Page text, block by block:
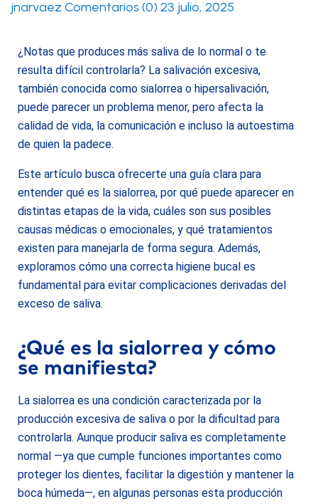
jnarvaez Comentarios (0) 23 julio, 2025
¿Notas que produces más saliva de lo normal o te
resulta difícil controlarla? La salivación excesiva,
también conocida como sialorrea o hipersalivación,
puede parecer un problema menor, pero afecta la
calidad de vida, la comunicación e incluso la autoestima
de quien la padece.
Este artículo busca ofrecerte una guía clara para
entender qué es la sialorrea, por qué puede aparecer en
distintas etapas de la vida, cuáles son sus posibles
causas médicas o emocionales, y qué tratamientos
existen para manejarla de forma segura. Además,
exploramos cómo una correcta higiene bucal es
fundamental para evitar complicaciones derivadas del
exceso de saliva.
¿Qué es la sialorrea y cómo
se manifiesta?
La sialorrea es una condición caracterizada por la
producción excesiva de saliva o por la dificultad para
controlarla. Aunque producir saliva es completamente
normal —ya que cumple funciones importantes como
proteger los dientes, facilitar la digestión y mantener la
boca húmeda—, en algunas personas esta producción